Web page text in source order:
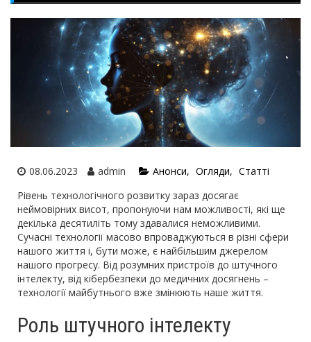
08.06.2023 admin Анонси Огляди
Статті
Рівень технологічного розвитку зараз досягає
неймовірних висот, пропонуючи нам можливості, які ще
декілька десятиліть тому здавалися неможливими.
Сучасні технології масово впроваджуються в різні сфери
нашого життя і, бути може, є найбільшим джерелом
нашого прогресу. Від розумних пристроїв до штучного
інтелекту, від кібербезпеки до медичних досягнень –
технології майбутнього вже змінюють наше життя.
Роль штучного інтелекту